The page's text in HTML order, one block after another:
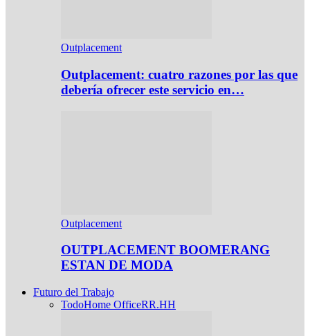
Outplacement
Outplacement: cuatro razones por las que
debería ofrecer este servicio en…
Outplacement
OUTPLACEMENT BOOMERANG
ESTAN DE MODA
Futuro del Trabajo
TodoHome OfficeRR.HH